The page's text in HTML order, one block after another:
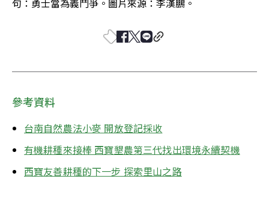
參考資料
台南自然農法小麥 開放登記採收
有機耕種來接棒 西寶墾農第三代找出環境永續契機
西寶友善耕種的下一步 探索里山之路